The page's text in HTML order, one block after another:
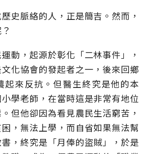
史脈絡的人，正是簡吉。然而，
動，起源於彰化「二林事件」，
化協會的發起者之一，後來回鄉
起來反抗。但醫生終究是他的本
學老師，在當時這是非常有地位
但他卻因為看見農民生活窮苦，
，無法上學，而自省如果無法幫
，終究是「月俸的盜賊」，於是